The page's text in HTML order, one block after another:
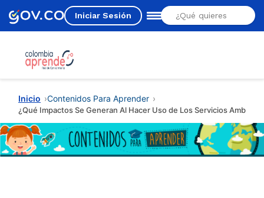
Iniciar Sesión
Estás aquí
Inicio Contenidos Para Aprender
¿Qué Impactos Se Generan Al Hacer Uso de Los Servicios